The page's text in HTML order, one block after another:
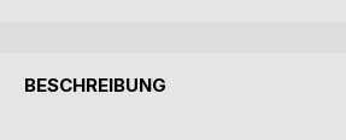
BESCHREIBUNG